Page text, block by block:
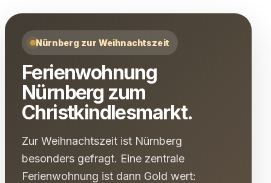
Nürnberg zur Weihnachtszeit
Ferienwohnung
Nürnberg zum
Christkindlesmarkt.
Zur Weihnachtszeit ist Nürnberg
besonders gefragt. Eine zentrale
Ferienwohnung ist dann Gold wert: